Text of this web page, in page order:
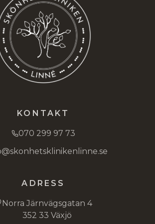
KONTAKT
070 299 97 73
ADRESS
Norra Järnvägsgatan 4
352 33 Växjö